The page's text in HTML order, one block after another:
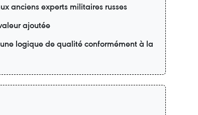
anciens experts militaires russes
ajoutée
logique de qualité conformément à la